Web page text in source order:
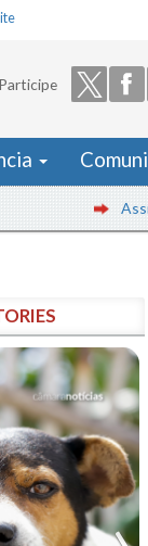
Participe
Assista às